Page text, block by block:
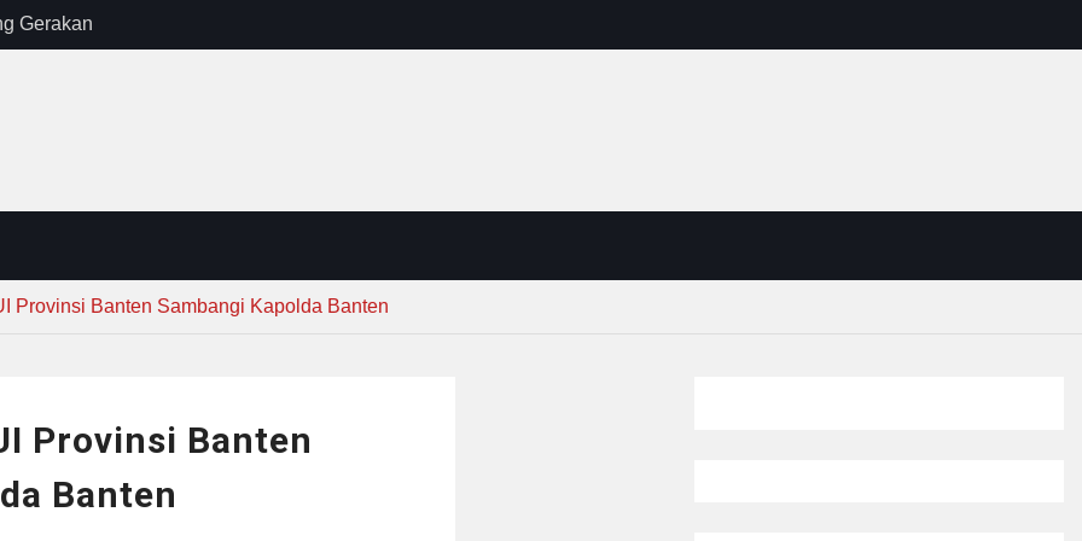
Gerakan
PU
Provinsi Banten Sambangi Kapolda Banten
Provinsi Banten
Banten